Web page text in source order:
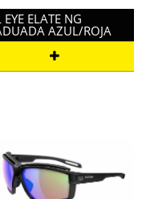
EYE ELATE NG
AZUL/ROJA